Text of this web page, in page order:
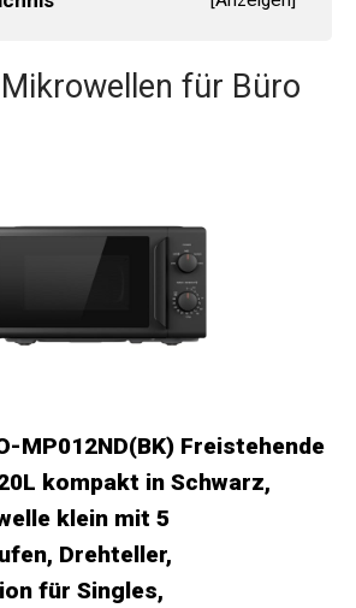
für Büro
MP012ND(BK) Freistehende
kompakt in Schwarz,
klein mit 5
Drehteller,
für Singles,